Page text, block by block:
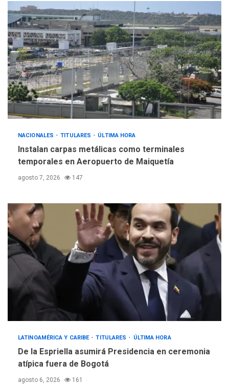
4
TITULARES
ÚLTIMA HORA
Gobierno y AN2015 en
nueva mesa de diálogo
INTERNACIONALES ÚLTIMA HORA
Hiroshima 81 años de la
debacle atómica. Japón
debate principios no
nucleares
NACIONALES TITULARES ÚLTIMA HORA
Instalan carpas metálicas como terminales
temporales en Aeropuerto de Maiquetía
agosto 7, 2026 147
LATINOAMÉRICA Y CARIBE TITULARES ÚLTIMA HORA
De la Espriella asumirá Presidencia en ceremonia
atípica fuera de Bogotá
agosto 6, 2026 161